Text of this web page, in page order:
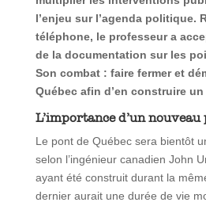
l’enjeu sur l’agenda politique.
téléphone, le professeur a
de la documentation sur les
Son combat : faire fermer et
Québec afin d’en construire
L’importance d’un nouveau
Le pont de Québec sera bientôt
selon l’ingénieur canadien John
ayant été construit durant la
dernier aurait une durée de vie